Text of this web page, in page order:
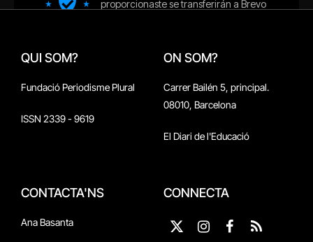
QUI SOM?
Fundació Periodisme Plural
ISSN 2339 - 9619
ON SOM?
Carrer Bailén 5, principal.
08010, Barcelona
El Diari de l'Educació
CONTACTA'NS
Ana Basanta
CONNECTA
X
Instagram
Facebook
RSS